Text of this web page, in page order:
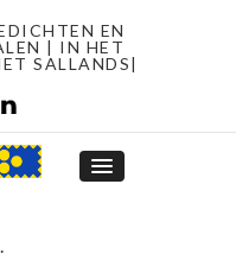
EN
| IN HET
SALLANDS|